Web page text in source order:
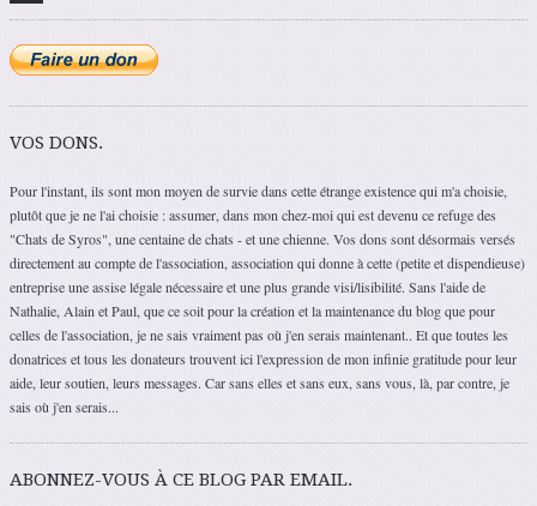
VOS DONS.
Pour l'instant, ils sont mon moyen de survie dans cette étrange existence qui m'a choisie,
plutôt que je ne l'ai choisie : assumer, dans mon chez-moi qui est devenu ce refuge des
"Chats de Syros", une centaine de chats - et une chienne. Vos dons sont désormais versés
directement au compte de l'association, association qui donne à cette (petite et dispendieuse)
entreprise une assise légale nécessaire et une plus grande visi/lisibilité. Sans l'aide de
Nathalie, Alain et Paul, que ce soit pour la création et la maintenance du blog que pour
celles de l'association, je ne sais vraiment pas où j'en serais maintenant.. Et que toutes les
donatrices et tous les donateurs trouvent ici l'expression de mon infinie gratitude pour leur
aide, leur soutien, leurs messages. Car sans elles et sans eux, sans vous, là, par contre, je
sais où j'en serais...
ABONNEZ-VOUS À CE BLOG PAR EMAIL.